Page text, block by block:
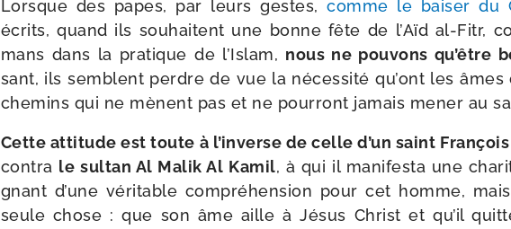
Lorsque des papes, par leurs gestes,comme le bai­ser du
écrits, quand ils sou­haitent une bonne fête de l’Aïd al-​Fitr,
mans dans la pra­tique de l’Islam, nous ne pou­vons qu’être
sant, ils semblent perdre de vue la néces­si­té qu’ont les âmes
che­mins qui ne mènent pas et ne pour­ront jamais mener au
Cette atti­tude est toute à l’inverse de celle d’un saint François
con­tra le sul­tan Al Malik Al Kamil, à qui il mani­fes­ta une
gnant d’une véri­table com­pré­hen­sion pour cet homme,
seule chose : que son âme aille à Jésus Christ et qu’il